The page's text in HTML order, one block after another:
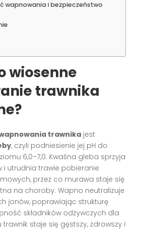
wapnowania i bezpieczeństwo
wiosenne
trawnika
trawnika jest
, czyli podniesienie jej pH do
6,0–7,0. Kwaśna gleba sprzyja
i utrudnia trawie pobieranie
przez co murawa staje się
na choroby. Wapno neutralizuje
jonów, poprawiając strukturę
składników odżywczych dla
trawnik staje się gęstszy, zdrowszy i